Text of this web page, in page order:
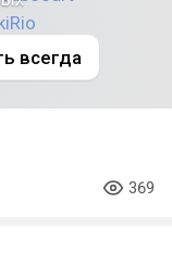
всегда
369